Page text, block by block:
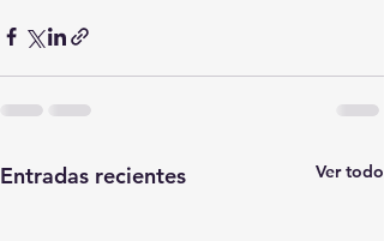
Entradas recientes Ver todo